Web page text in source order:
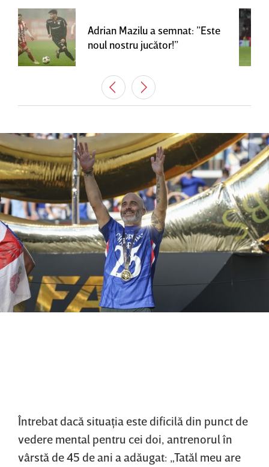
Adrian Mazilu a semnat: ”Este
noul nostru jucător!”
Întrebat dacă situaţia este dificilă din punct de
vedere mental pentru cei doi, antrenorul în
vârstă de 45 de ani a adăugat: „Tatăl meu are